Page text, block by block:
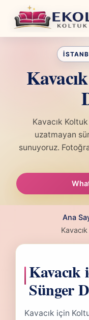
Kavacık
uzatmayan
sunuyoruz.
Ana
Sünger
Kavacık için